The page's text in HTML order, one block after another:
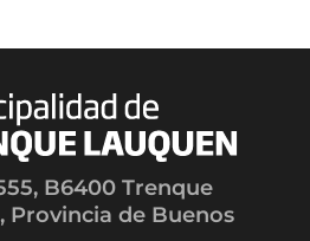
B6400 Trenque
Provincia de Buenos